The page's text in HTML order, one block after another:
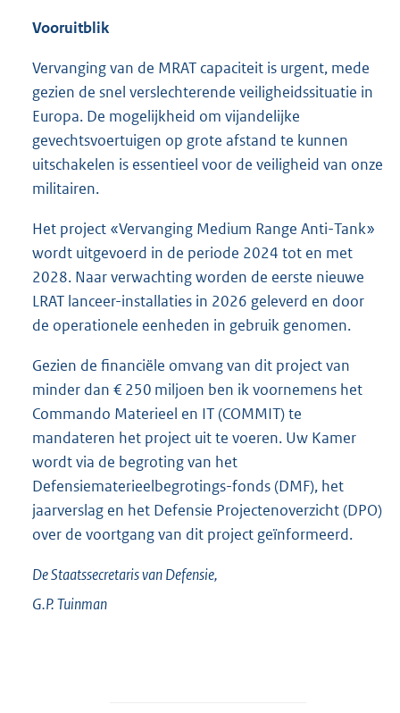
Vooruitblik
Vervanging van de MRAT capaciteit is urgent, mede
gezien de snel verslechterende veiligheidssituatie in
Europa. De mogelijkheid om vijandelijke
gevechtsvoertuigen op grote afstand te kunnen
uitschakelen is essentieel voor de veiligheid van onze
militairen.
Het project «Vervanging Medium Range Anti-Tank»
wordt uitgevoerd in de periode 2024 tot en met
2028. Naar verwachting worden de eerste nieuwe
LRAT lanceer-installaties in 2026 geleverd en door
de operationele eenheden in gebruik genomen.
Gezien de financiële omvang van dit project van
minder dan € 250 miljoen ben ik voornemens het
Commando Materieel en IT (COMMIT) te
mandateren het project uit te voeren. Uw Kamer
wordt via de begroting van het
Defensiematerieelbegrotings-fonds (DMF), het
jaarverslag en het Defensie Projectenoverzicht (DPO)
over de voortgang van dit project geïnformeerd.
De Staatssecretaris van Defensie,
G.P.Tuinman